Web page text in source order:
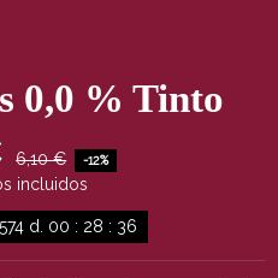
0,0 % Tinto
6,10 € -12%
incluidos
d. 00 : 28 : 36